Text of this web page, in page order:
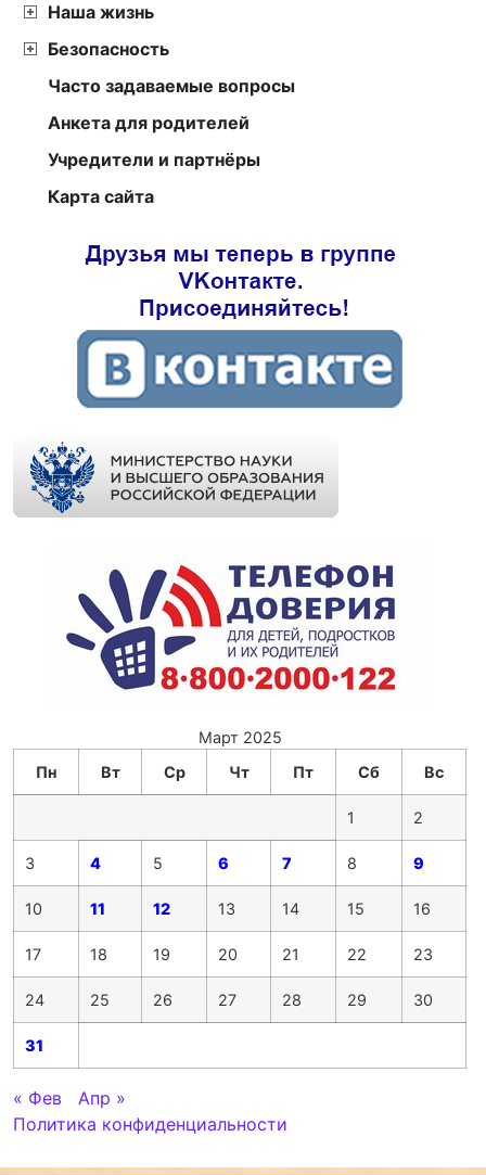
Наша жизнь
Безопасность
Часто задаваемые вопросы
Анкета для родителей
Учредители и партнёры
Карта сайта
Март 2025
Пн
Вт Ср Чт Пт Сб Вс
1 2
3 4 5 6 7 8 9
10 11 12 13 14 15 16
17 18 19 20 21 22 23
24 25 26 27 28 29 30
31
« Фев
Апр »
Политика конфиденциальности